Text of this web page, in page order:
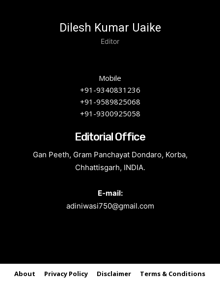
Dilesh Kumar Uaike
Editor
Mobile
+91-9340831236
+91-9589825068
+91-9300925058
Editorial Office
Gan Peeth, Gram Panchayat Dondaro, Korba,
Chhattisgarh, INDIA.
E-mail:
adiniwasi750@gmail.com
About Privacy Policy Disclaimer Terms & Conditions